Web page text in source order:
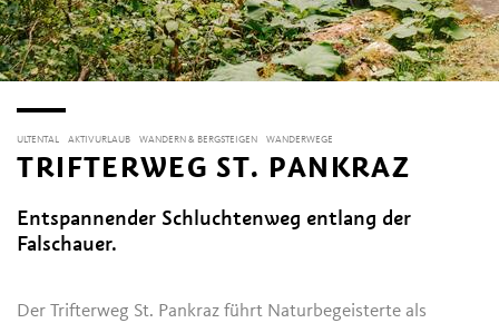
ULTENTAL AKTIVURLAUB WANDERN & BERGSTEIGEN WANDERWEGE
TRIFTERWEG ST. PANKRAZ
Entspannender Schluchtenweg entlang der
Falschauer.
Der Trifterweg St. Pankraz führt Naturbegeisterte als